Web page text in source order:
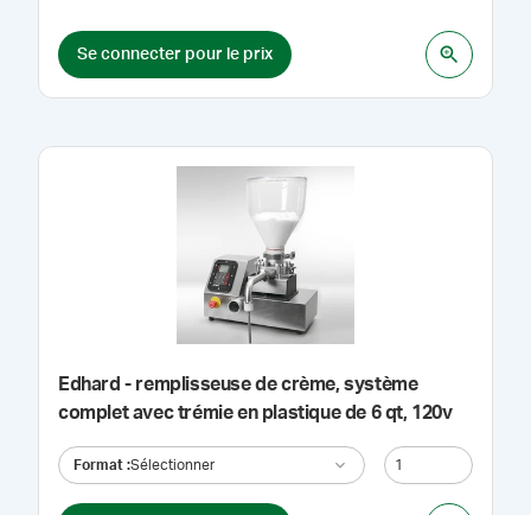
Se connecter pour le prix
Edhard - remplisseuse de crème, système
complet avec trémie en plastique de 6 qt, 120v
Format :Sélectionner